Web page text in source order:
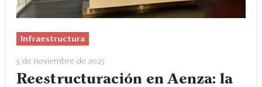
Infraestructura
5 de noviembre de 2025
Reestructuración en Aenza: la